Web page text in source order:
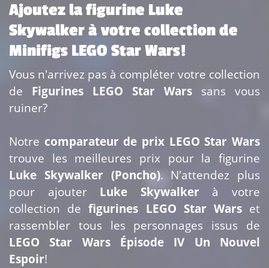
Ajoutez la figurine Luke
Skywalker à votre collection de
Minifigs LEGO Star Wars!
Vous n'arrivez pas à compléter votre collection
de Figurines LEGO Star Wars sans vous
ruiner?
Notre comparateur de prix LEGO Star Wars
trouve les meilleures prix pour la figurine
Luke Skywalker (Poncho). N'attendez plus
pour ajouter Luke Skywalker à votre
collection defigurines LEGO Star Warset
rassembler tous les personnages issus de
LEGO Star Wars Épisode IV Un Nouvel
Espoir!